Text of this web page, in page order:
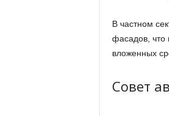
В частном
фасадов, что
вложенных
Совет